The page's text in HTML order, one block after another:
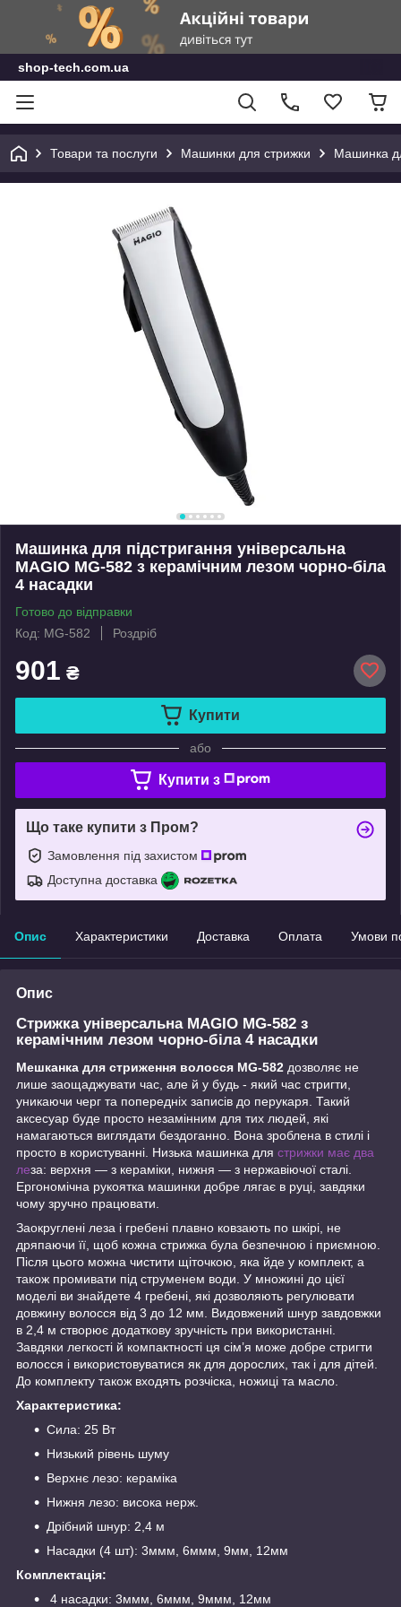
shop-tech.com.ua
Товари та послуги Машинки для стрижки Машинка
Машинка для підстригання універсальна
MAGIO MG-582 з керамічним лезом чорно-біла
4 насадки
Готово до відправки
Код: MG-582
Роздріб
901 ₴
Купити
або
Купити з
Що таке купити з Пром?
Замовлення під захистом
Доступна доставка
Опис Характеристики Доставка Оплата Умови
Опис
Стрижка універсальна MAGIO MG-582 з
керамічним лезом чорно-біла 4 насадки
Мешканка для стриження волосся MG-582 дозволяє не
лише заощаджувати час, але й у будь - який час стригти,
уникаючи черг та попередніх записів до перукаря. Такий
аксесуар буде просто незамінним для тих людей, які
намагаються виглядати бездоганно. Вона зроблена в стилі і
просто в користуванні. Низька машинка для стрижки має два
леза: верхня — з кераміки, нижня — з нержавіючої сталі.
Ергономічна рукоятка машинки добре лягає в руці, завдяки
чому зручно працювати.
Заокруглені леза і гребені плавно ковзають по шкірі, не
дряпаючи її, щоб кожна стрижка була безпечною і приємною.
Після цього можна чистити щіточкою, яка йде у комплект, а
також промивати під струменем води. У множині до цієї
моделі ви знайдете 4 гребені, які дозволяють регулювати
довжину волосся від 3 до 12 мм. Видовжений шнур завдовжки
в 2,4 м створює додаткову зручність при використанні.
Завдяки легкості й компактності ця сім’я може добре стригти
волосся і використовуватися як для дорослих, так і для дітей.
До комплекту також входять розчіска, ножиці та масло.
Характеристика:
Сила: 25 Вт
Низький рівень шуму
Верхнє лезо: кераміка
Нижня лезо: висока нерж.
Дрібний шнур: 2,4 м
Насадки (4 шт): 3ммм, 6ммм, 9мм, 12мм
Комплектація:
4 насадки: 3ммм, 6ммм, 9ммм, 12мм